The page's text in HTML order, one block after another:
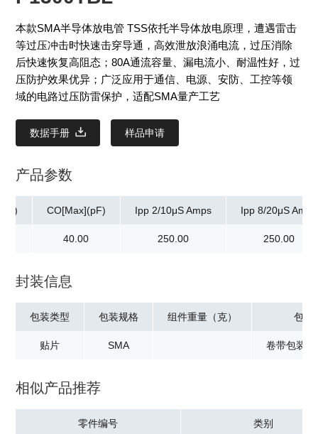
本款SMA半导体放电管 TSS依托半导体放电原理，遭遇雷击
等过压冲击时快速击穿导通，高效泄放浪涌电流，过压消除
后快速恢复高阻态；80A通流容量、漏电流小、耐温性好，过
压防护效果优异；广泛应用于通信、电源、安防、工控等领
域的电路过压防雷保护，适配SMA量产工艺
数据手册 样品申请
产品参数
CO[Max](pF)
40.00
Ipp 2/10μS Amps
250.00
Ipp 8/20μS Amps
250.00
封装信息
包装类型
贴片
包装规格
SMA
组件重量（克） 包装
卷带包装
相似产品推荐
零件编号 类别